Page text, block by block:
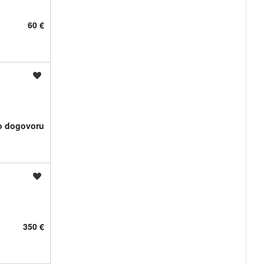
60 €
dogovoru
350 €